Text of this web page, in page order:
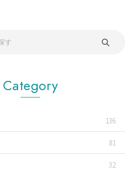
Category
136
81
32